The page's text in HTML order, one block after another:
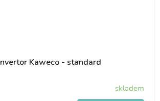
Kaweco - standard
skladem